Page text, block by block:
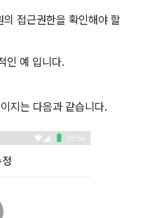
접근권한을 확인해야 할
인 예 입니다.
지는 다음과 같습니다.